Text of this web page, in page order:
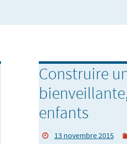
Construire
enfants
13 novembre 2015